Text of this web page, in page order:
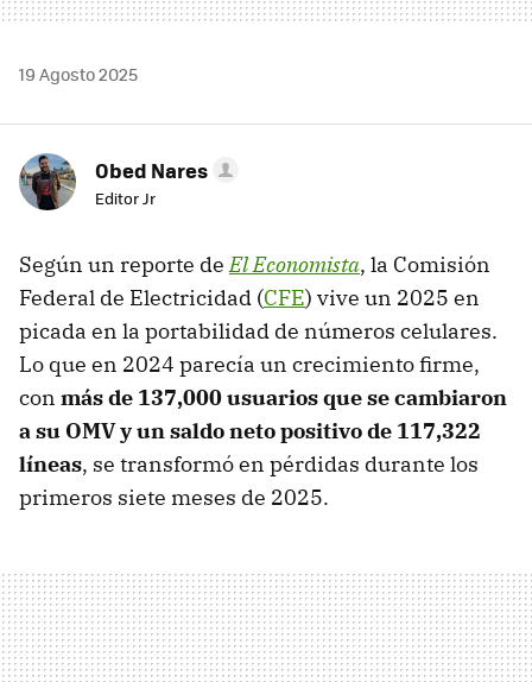
19 Agosto 2025
Obed Nares
Editor Jr
Según un reporte deEl Economista, la Comisión
Federal de Electricidad (CFE) vive un 2025 en
picada en la portabilidad de números celulares.
Lo que en 2024 parecía un crecimiento firme,
con más de 137,000 usuarios que se cambiaron
a su OMV y un saldo neto positivo de 117,322
líneas, se transformó en pérdidas durante los
primeros siete meses de 2025.